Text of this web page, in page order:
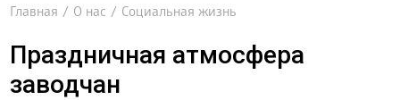
Главная / О нас / Социальная жизнь
Праздничная атмосфера
заводчан